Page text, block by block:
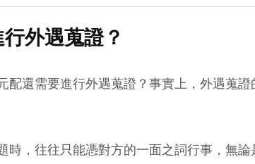
外遇蒐證？
配還需要進行外遇蒐證？事實上，外遇蒐
，往往只能憑對方的一面之詞行事，無